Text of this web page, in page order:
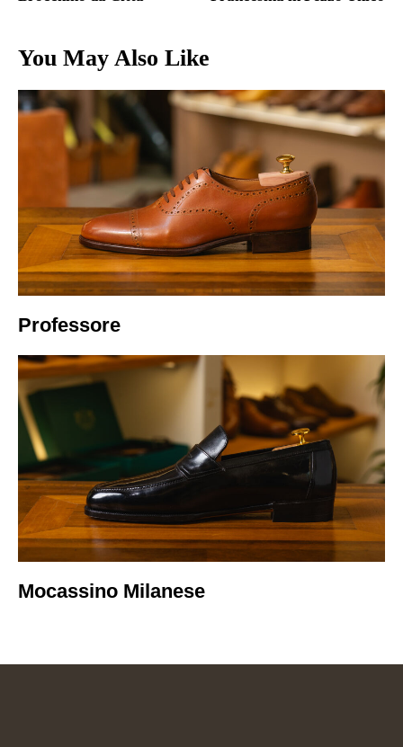
You May Also Like
Professore
Mocassino Milanese